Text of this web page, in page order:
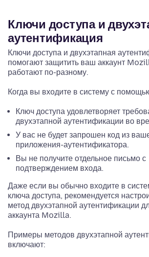
Ключи доступа и
аутентификация
Ключи доступа и двухэтапная
помогают защитить ваш аккаунт
работают по-разному.
Когда вы входите в систему с
Ключ доступа удовлетворяет
двухэтапной аутентификации во
У вас не будет запрошен код из
приложения-аутентификатора.
Вы не получите отдельное письмо с
подтверждением входа.
Даже если вы обычно входите в
ключа доступа, рекомендуется
метод двухэтапной аутентификации
аккаунта Mozilla.
Примеры методов двухэтапной
включают: